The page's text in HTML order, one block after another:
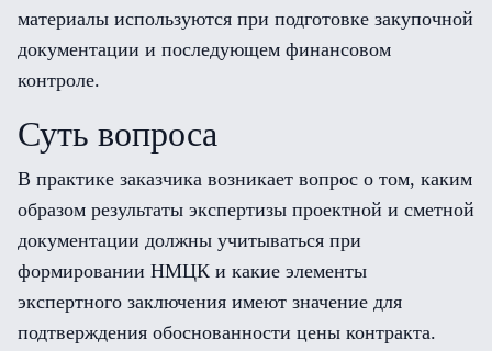
материалы используются при подготовке закупочной
документации и последующем финансовом
контроле.
Суть вопроса
В практике заказчика возникает вопрос о том, каким
образом результаты экспертизы проектной и сметной
документации должны учитываться при
формировании НМЦК и какие элементы
экспертного заключения имеют значение для
подтверждения обоснованности цены контракта.